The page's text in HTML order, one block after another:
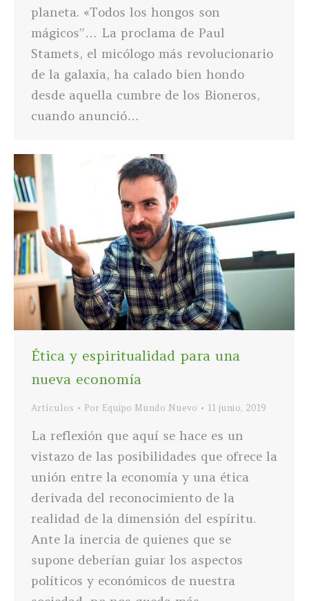
planeta. «Todos los hongos son
mágicos”… La proclama de Paul
Stamets, el micólogo más revolucionario
de la galaxia, ha calado bien hondo
desde aquella cumbre de los Bioneros,
cuando anunció…
Ética y espiritualidad para una
nueva economía
Artículos Por Equipo Mundo Nuevo 11 junio, 2019
La reflexión que aquí se hace es un
vistazo de las posibilidades que ofrece la
unión entre la economía y una ética
derivada del reconocimiento de la
realidad de la dimensión del espíritu.
Ante la inercia de quienes que se
supone deberían guiar los aspectos
políticos y económicos de nuestra